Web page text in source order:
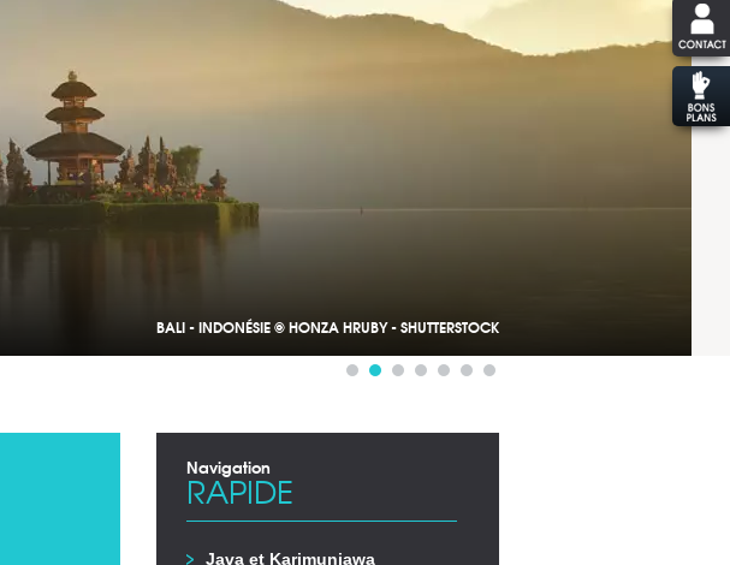
BALI - INDONÉSIE © HONZA HRUBY - SHUTTERSTOCK
Navigation
RAPIDE
Java et Karimunjawa